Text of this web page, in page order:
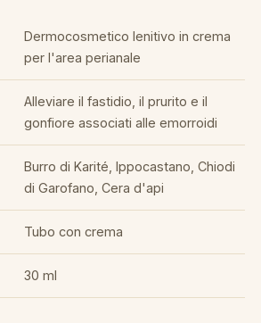
Dermocosmetico lenitivo in crema
per l'area perianale
Alleviare il fastidio, il prurito e il
gonfiore associati alle emorroidi
Burro di Karité, Ippocastano, Chiodi
di Garofano, Cera d'api
Tubo con crema
30 ml